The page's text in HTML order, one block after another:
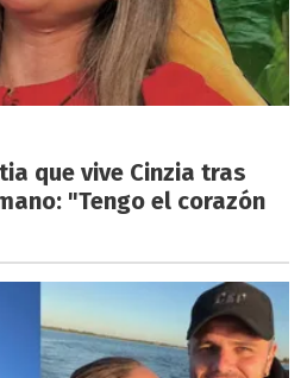
que vive Cinzia tras
"Tengo el corazón